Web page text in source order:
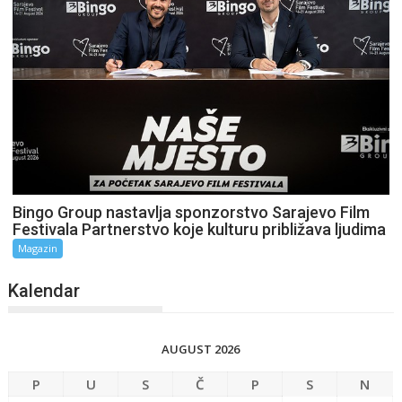
Bingo Group nastavlja sponzorstvo Sarajevo Film
Festivala Partnerstvo koje kulturu približava ljudima
Magazin
Kalendar
AUGUST 2026
P U S Č P S
N